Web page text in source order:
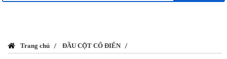
Trang chủ ĐẦU CỘT CỔ ĐIỂN